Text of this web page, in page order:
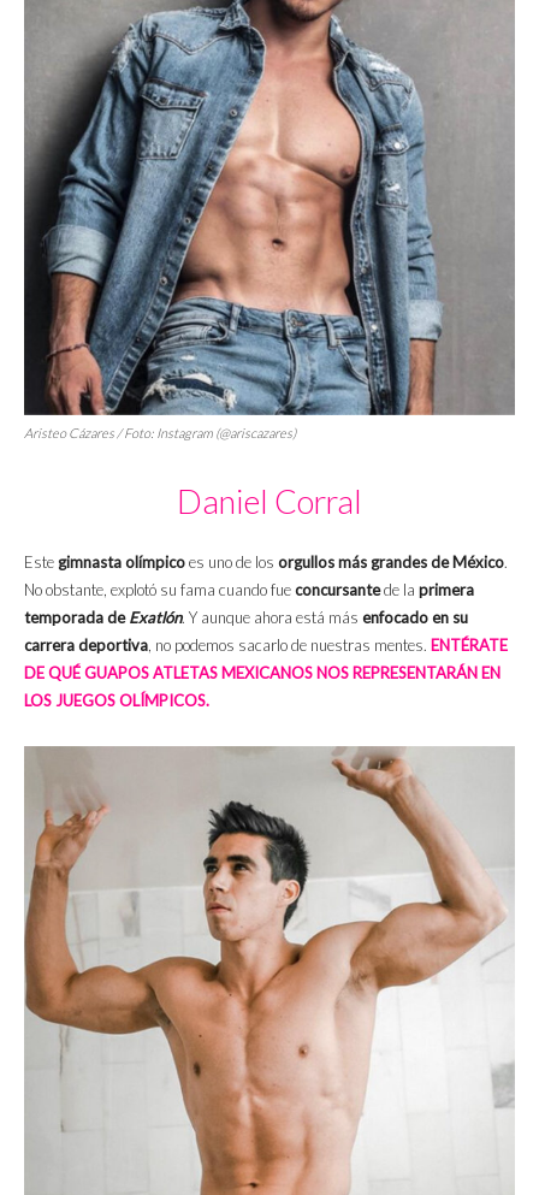
Aristeo Cázares / Foto: Instagram (@ariscazares)
Daniel Corral
Estegimnasta olímpicoes uno de los orgullos más grandes de México.
No obstante, explotó su fama cuando fueconcursantede la primera
temporada deExatlón. Y aunque ahora está más enfocado en su
carrera deportiva , no podemos sacarlo de nuestras mentes. ENTÉRATE
DE QUÉ GUAPOS ATLETAS MEXICANOS NOS REPRESENTARÁN EN
LOS JUEGOS OLÍMPICOS.